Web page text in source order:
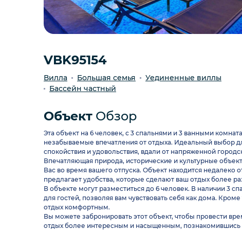
VBK95154
Вилла Большая семья
Уединенные виллы
Бассейн частный
Объект Обзор
Эта объект на 6 человек, с 3 спальнями и 3 ванными
незабываемые впечатления от отдыха. Идеальный выбор
спокойствия и удовольствия, вдали от напряженной
Впечатляющая природа, исторические и культурные
Вас во время вашего отпуска. Объект находится недалеко
предлагает удобства, которые сделают ваш отдых более
В объекте могут разместиться до 6 человек. В наличии 3
для гостей, позволяя вам чувствовать себя как дома.
отдых комфортным.
Вы можете забронировать этот объект, чтобы провести
отдых более интересным и насыщенным,